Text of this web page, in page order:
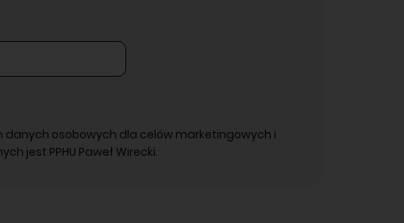
osobowych dla celów marketingowych i
jest PPHU Paweł Wirecki.